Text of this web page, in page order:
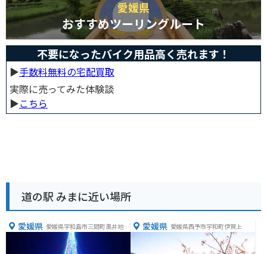
愛媛県
おすすめツーリングルート
不要になったバイク用品高く売れます！
▶︎手数料無料の宅配買取
実際に売ってみた体験談
▶︎こちら
道の駅 みまに近い場所
愛媛県 愛媛県宇和島市三間町黒井地１
愛媛県 愛媛県西予市宇和町伊賀上